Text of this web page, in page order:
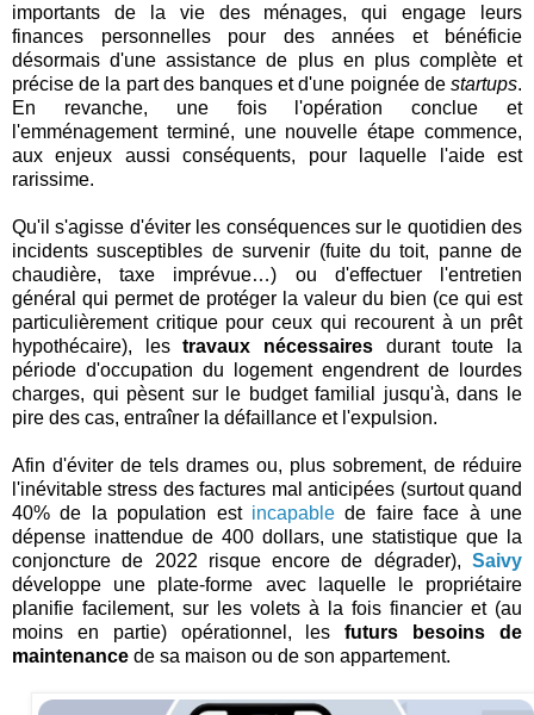
importants de la vie des ménages, qui engage leurs
finances personnelles pour des années et bénéficie
désormais d'une assistance de plus en plus complète et
précise de la part des banques et d'une poignée de startups.
En revanche, une fois l'opération conclue et
l'emménagement terminé, une nouvelle étape commence,
aux enjeux aussi conséquents, pour laquelle l'aide est
rarissime.
Qu'il s'agisse d'éviter les conséquences sur le quotidien des
incidents susceptibles de survenir (fuite du toit, panne de
chaudière, taxe imprévue…) ou d'effectuer l'entretien
général qui permet de protéger la valeur du bien (ce qui est
particulièrement critique pour ceux qui recourent à un prêt
hypothécaire), lestravaux nécessaires durant toute la
période d'occupation du logement engendrent de lourdes
charges, qui pèsent sur le budget familial jusqu'à, dans le
pire des cas, entraîner la défaillance et l'expulsion.
Afin d'éviter de tels drames ou, plus sobrement, de réduire
l'inévitable stress des factures mal anticipées (surtout quand
40% de la population est incapable de faire face à une
dépense inattendue de 400 dollars, une statistique que la
conjoncture de 2022 risque encore de dégrader), Saivy
développe une plate-forme avec laquelle le propriétaire
planifie facilement, sur les volets à la fois financier et (au
moins en partie) opérationnel, lesfuturs besoins de
maintenance de sa maison ou de son appartement.